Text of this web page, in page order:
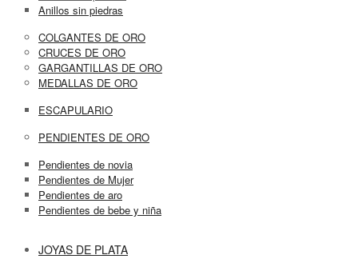
Anillos sin piedras
COLGANTES DE ORO
CRUCES DE ORO
GARGANTILLAS DE ORO
MEDALLAS DE ORO
ESCAPULARIO
PENDIENTES DE ORO
Pendientes de novia
Pendientes de Mujer
Pendientes de aro
Pendientes de bebe y niña
JOYAS DE PLATA